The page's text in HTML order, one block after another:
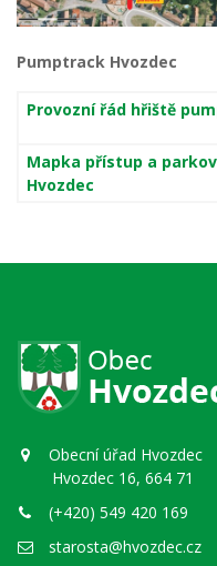
Pumptrack Hvozdec
Provozní řád hřiště
Mapka přístup a
Hvozdec
Obecní úřad Hvozdec
Hvozdec 16, 664 71
(+420) 549 420 169
starosta@hvozdec.cz